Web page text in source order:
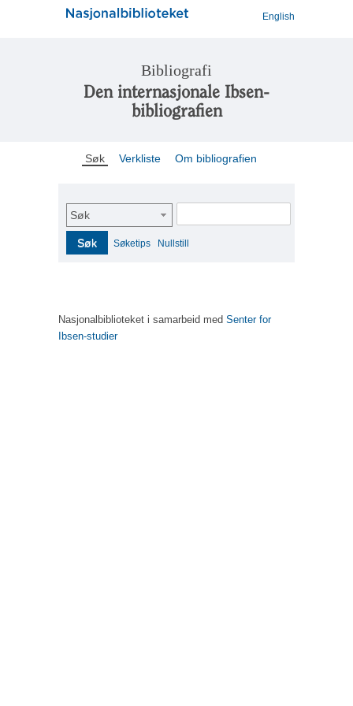
English
Bibliografi
Den internasjonale Ibsen-
bibliografien
Søk Verkliste Om bibliografien
Søk
Søk Søketips Nullstill
Nasjonalbiblioteket i samarbeid med Senter for
Ibsen-studier